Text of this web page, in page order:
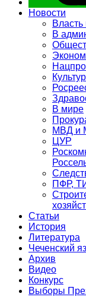
Новости
Власть
В
В мире
МВД и
ЦУР
ПФР,
Статьи
История
Литература
Чеченский
Архив
Видео
Конкурс
Выборы